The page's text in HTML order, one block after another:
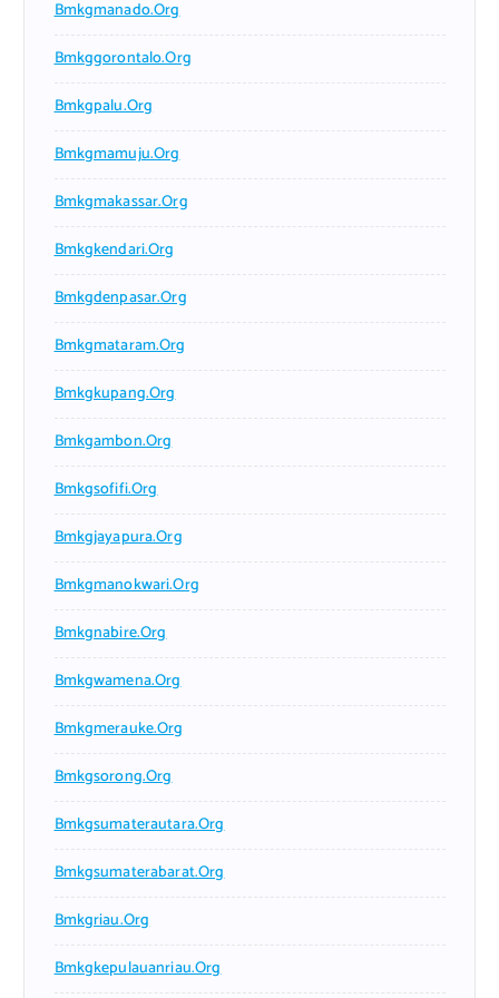
Bmkgmanado.org
Bmkggorontalo.org
Bmkgpalu.org
Bmkgmamuju.org
Bmkgmakassar.org
Bmkgkendari.org
Bmkgdenpasar.org
Bmkgmataram.org
Bmkgkupang.org
Bmkgambon.org
Bmkgsofifi.org
Bmkgjayapura.org
Bmkgmanokwari.org
Bmkgnabire.org
Bmkgwamena.org
Bmkgmerauke.org
Bmkgsorong.org
Bmkgsumaterautara.org
Bmkgsumaterabarat.org
Bmkgriau.org
Bmkgkepulauanriau.org